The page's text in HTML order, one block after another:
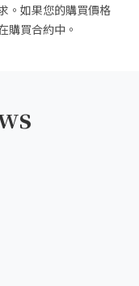
。如果您的購買價格
購買合約中。